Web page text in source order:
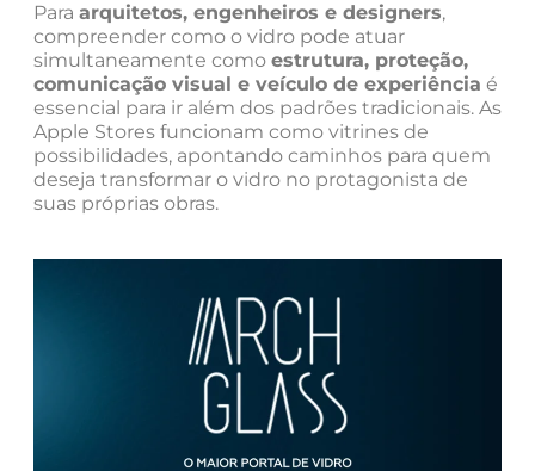
Para arquitetos, engenheiros e designers,
compreender como o vidro pode atuar
simultaneamente como estrutura, proteção,
comunicação visual e veículo de experiência é
essencial para ir além dos padrões tradicionais. As
Apple Stores funcionam como vitrines de
possibilidades, apontando caminhos para quem
deseja transformar o vidro no protagonista de
suas próprias obras.